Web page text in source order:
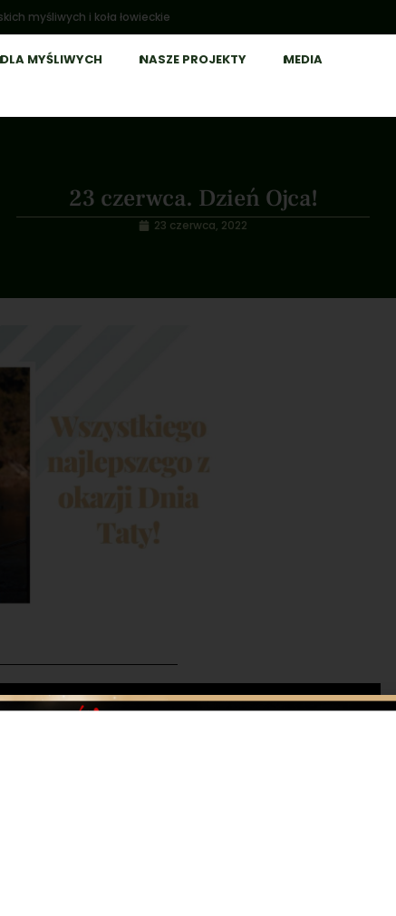
myśliwych i koła łowieckie
DLA MYŚLIWYCH NASZE PROJEKTY
MEDIA
23 czerwca. Dzień Ojca!
23 czerwca, 2022